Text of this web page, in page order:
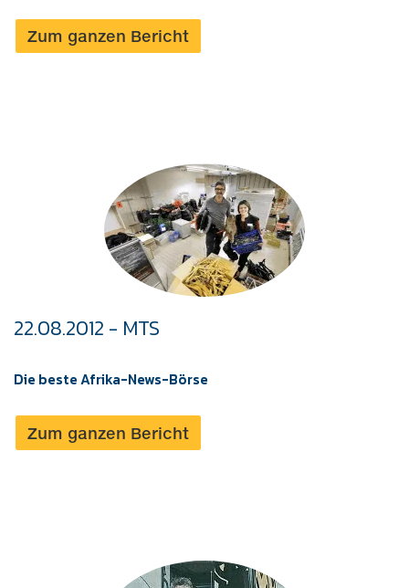
Zum ganzen Bericht
22.08.2012 - MTS
Die beste Afrika-News-Börse
Zum ganzen Bericht